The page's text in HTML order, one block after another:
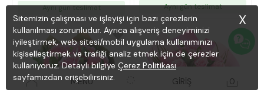
MENÜ GİRİŞ 0
Aynı gün teslimat Aynı gün teslimat
Sitemizin çalışması ve işleyişi için bazı çerezlerin
kullanılması zorunludur. Ayrıca alışveriş deneyiminizi
iyileştirmek, web sitesi/mobil uygulama kullanımınızı
kişiselleştirmek ve trafiği analiz etmek için de çerezler
kullanıyoruz. Detaylı bilgiye Çerez Politikası
sayfamızdan erişebilirsiniz.
X